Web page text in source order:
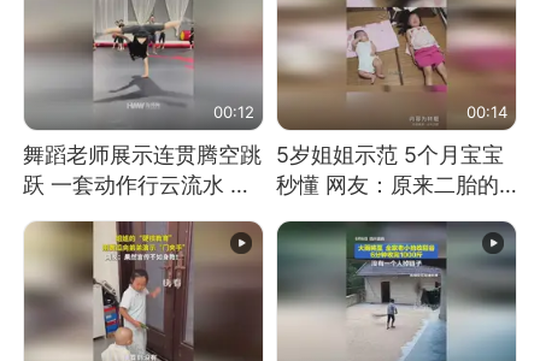
00:12
舞蹈老师展示连贯腾空跳
跃 一套动作行云流水 节
到又舞又武的？
00:14
5岁姐姐示范 5个月宝宝
秒懂 网友：原来二胎的